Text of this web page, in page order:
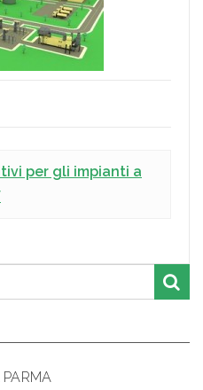
per gli impianti a